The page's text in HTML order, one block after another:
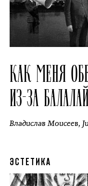
КАК МЕНЯ
ИЗ-ЗА
Владислав Моисеев,
ЭСТЕТИКА